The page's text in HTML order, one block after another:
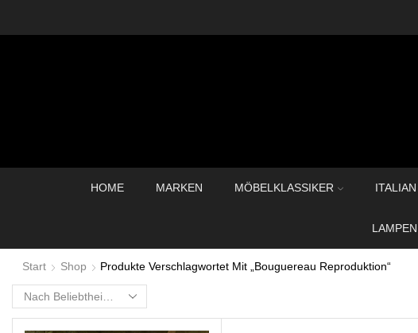
HOME MARKEN MÖBELKLASSIKER
Start Shop Produkte Verschlagwortet Mit „Bouguereau Reproduktion“